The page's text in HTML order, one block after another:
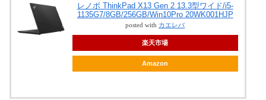
レノボ ThinkPad X13 Gen 2 13.3型ワイド/i5-
1135G7/8GB/256GB/Win10Pro 20WK001HJP
posted with カエレバ
楽天市場
Amazon